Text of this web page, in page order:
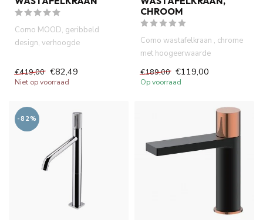
Como MOOD, geribbeld
design, verhoogde
Antibacterieel ele...
€419,00 €82,49
Niet op voorraad
CHROOM
Como wastafelkraan , chrome
met hoogeerwaarde
keramische inbouwdeel .60
maande...
€189,00 €119,00
Op voorraad
-82%